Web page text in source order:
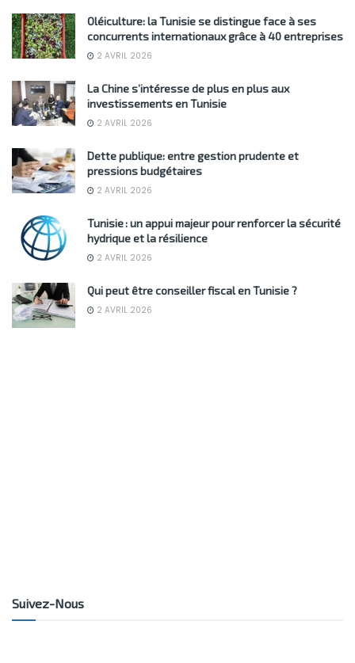
Oléiculture: la Tunisie se distingue face à ses
concurrents internationaux grâce à 40 entreprises
2 AVRIL 2026
La Chine s’intéresse de plus en plus aux
investissements en Tunisie
2 AVRIL 2026
Dette publique: entre gestion prudente et
pressions budgétaires
2 AVRIL 2026
Tunisie : un appui majeur pour renforcer la sécurité
hydrique et la résilience
2 AVRIL 2026
Qui peut être conseiller fiscal en Tunisie ?
2 AVRIL 2026
Suivez-Nous